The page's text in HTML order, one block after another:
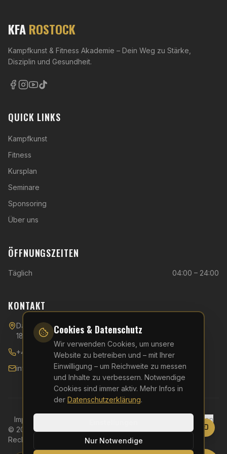
KFAROSTOCK
Kampfkunst & Fitness Akademie – Dein Weg zu Stärke,
Disziplin und Gesundheit.
QUICK LINKS
Kampfkunst
Fitness
Kursplan
Seminare
Sponsoring
Über uns
ÖFFNUNGSZEITEN
Täglich 04:00 – 24:00
KONTAKT
Danziger Straße 40,
18107 Rostock
+49 (0)381 - 510 54 596
info@kfa-rostock.de
Impressum
Cookie-Einstellungen
© 2026 KFA Rostock – Kampfkunst & Fitness Akademie. Alle
Rechte vorbehalten.
Website erstellt von Elitepixel
Cookies & Datenschutz
Wir verwenden Cookies, um unsere
Website zu betreiben und – mit Ihrer
Einwilligung – um Reichweite zu messen
und Inhalte zu verbessern. Notwendige
Cookies sind immer aktiv. Mehr Infos in
der Datenschutzerklärung.
Nur Notwendige